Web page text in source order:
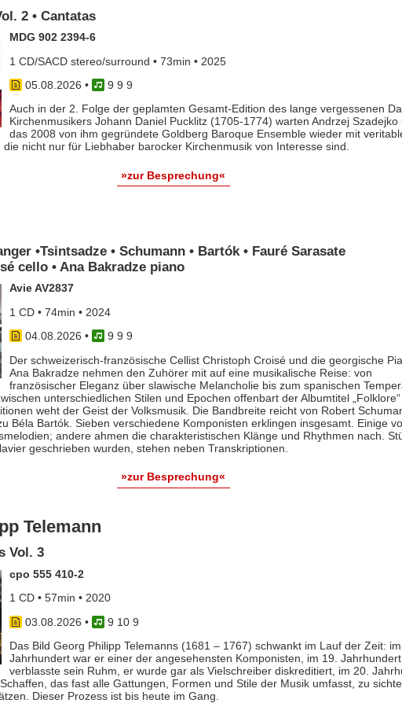
2 • Cantatas
MDG 902 2394-6
1 CD/SACD stereo/surround • 73min • 2025
05.08.2026 •
9 9 9
Auch in der 2. Folge der geplamten Gesamt-Edition des lange vergessenen
Kirchenmusikers Johann Daniel Pucklitz (1705-1774) warten Andrzej Szadejko
das 2008 von ihm gegründete Goldberg Baroque Ensemble wieder mit
die nicht nur für Liebhaber barocker Kirchenmusik von Interesse sind.
»zur Besprechung«
•Tsintsadze • Schumann • Bartók • Fauré Sarasate
cello • Ana Bakradze piano
Avie AV2837
1 CD • 74min • 2024
04.08.2026 •
9 9 9
Der schweizerisch-französische Cellist Christoph Croisé und die georgische
Ana Bakradze nehmen den Zuhörer mit auf eine musikalische Reise: von
französischer Eleganz über slawische Melancholie bis zum spanischen
unterschiedlichen Stilen und Epochen offenbart der Albumtitel
weht der Geist der Volksmusik. Die Bandbreite reicht von Robert
Béla Bartók. Sieben verschiedene Komponisten erklingen insgesamt. Einige
andere ahmen die charakteristischen Klänge und Rhythmen nach.
geschrieben wurden, stehen neben Transkriptionen.
»zur Besprechung«
Telemann
Vol. 3
cpo 555 410-2
1 CD • 57min • 2020
03.08.2026 •
9 10 9
Das Bild Georg Philipp Telemanns (1681 – 1767) schwankt im Lauf der Zeit: im
Jahrhundert war er einer der angesehensten Komponisten, im 19. Jahrhundert
verblasste sein Ruhm, er wurde gar als Vielschreiber diskreditiert, im 20.
das fast alle Gattungen, Formen und Stile der Musik umfasst, zu
Dieser Prozess ist bis heute im Gang.